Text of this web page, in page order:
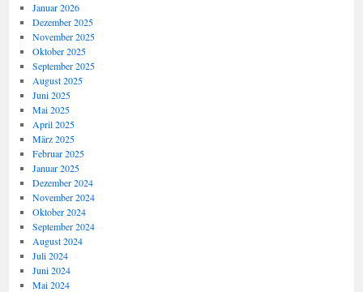
Januar 2026
Dezember 2025
November 2025
Oktober 2025
September 2025
August 2025
Juni 2025
Mai 2025
April 2025
März 2025
Februar 2025
Januar 2025
Dezember 2024
November 2024
Oktober 2024
September 2024
August 2024
Juli 2024
Juni 2024
Mai 2024